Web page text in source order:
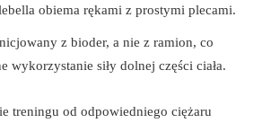
obiema rękami z prostymi plecami.
z bioder, a nie z ramion, co
wykorzystanie siły dolnej części ciała.
treningu od odpowiedniego ciężaru